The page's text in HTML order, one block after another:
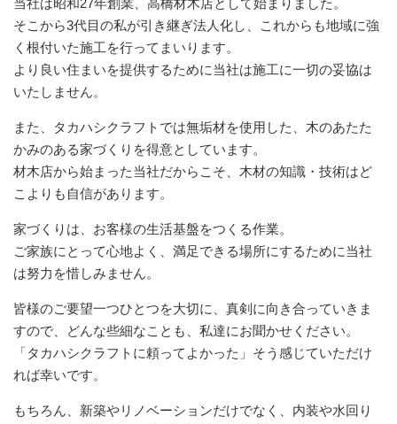
当社は昭和27年創業、高橋材木店として始まりました。
そこから3代目の私が引き継ぎ法人化し、これからも地域に強
く根付いた施工を行ってまいります。
より良い住まいを提供するために当社は施工に一切の妥協は
いたしません。
また、タカハシクラフトでは無垢材を使用した、木のあたた
かみのある家づくりを得意としています。
材木店から始まった当社だからこそ、木材の知識・技術はど
こよりも自信があります。
家づくりは、お客様の生活基盤をつくる作業。
ご家族にとって心地よく、満足できる場所にするために当社
は努力を惜しみません。
皆様のご要望一つひとつを大切に、真剣に向き合っていきま
すので、どんな些細なことも、私達にお聞かせください。
「タカハシクラフトに頼ってよかった」そう感じていただけ
れば幸いです。
もちろん、新築やリノベーションだけでなく、内装や水回り